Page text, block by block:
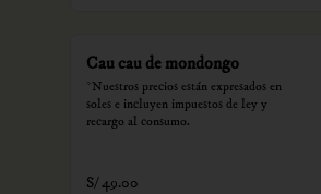
Cau cau de mondongo
*Nuestros precios están expresados en
soles e incluyen impuestos de ley y
recargo al consumo.
S/ 49.00